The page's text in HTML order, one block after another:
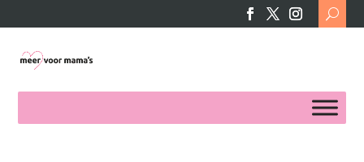
Search
for: